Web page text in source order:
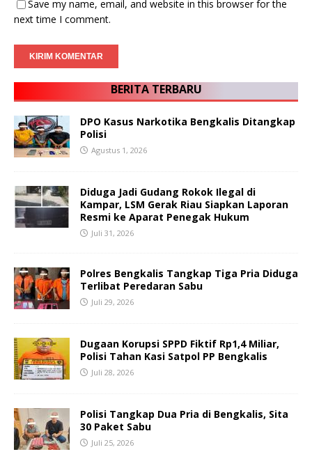
Save my name, email, and website in this browser for the
next time I comment.
BERITA TERBARU
DPO Kasus Narkotika Bengkalis Ditangkap
Polisi
Agustus 1, 2026
Diduga Jadi Gudang Rokok Ilegal di
Kampar, LSM Gerak Riau Siapkan Laporan
Resmi ke Aparat Penegak Hukum
Juli 31, 2026
Polres Bengkalis Tangkap Tiga Pria Diduga
Terlibat Peredaran Sabu
Juli 29, 2026
Dugaan Korupsi SPPD Fiktif Rp1,4 Miliar,
Polisi Tahan Kasi Satpol PP Bengkalis
Juli 28, 2026
Polisi Tangkap Dua Pria di Bengkalis, Sita
30 Paket Sabu
Juli 25, 2026